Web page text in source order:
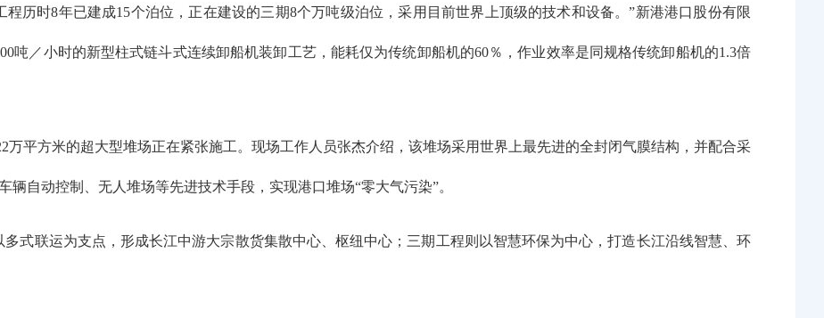
历时8年已建成15个泊位，正在建设的三期8个万吨级泊位，采用目前世界上顶级的技术和设备。”新港港口股份有限
吨／小时的新型柱式链斗式连续卸船机装卸工艺，能耗仅为传统卸船机的60％，作业效率是同规格传统卸船机的1.3倍
万平方米的超大型堆场正在紧张施工。现场工作人员张杰介绍，该堆场采用世界上最先进的全封闭气膜结构，并配合采
自动控制、无人堆场等先进技术手段，实现港口堆场“零大气污染”。
式联运为支点，形成长江中游大宗散货集散中心、枢纽中心；三期工程则以智慧环保为中心，打造长江沿线智慧、环